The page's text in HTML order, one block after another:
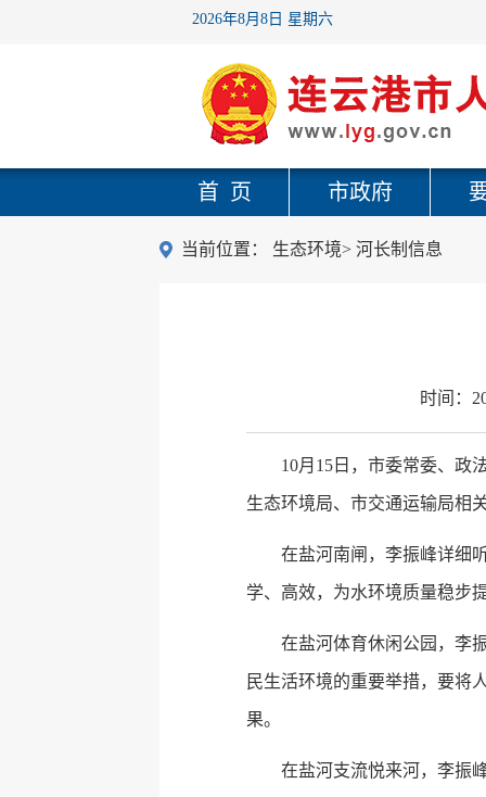
2026年8月8日 星期六
首 页 市政府
当前位置： 生态环境> 河长制信息
时间：
10月15日，市委常委、政
生态环境局、市交通运输局相
在盐河南闸，李振峰详细
学、高效，为水环境质量稳步
在盐河体育休闲公园，李
民生活环境的重要举措，要将
果。
在盐河支流悦来河，李振